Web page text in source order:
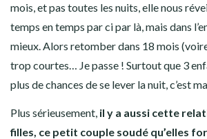
mois, et pas toutes les nuits, elle nous
temps en temps par ci par là, mais dans
mieux. Alors retomber dans 18 mois
trop courtes… Je passe ! Surtout que 3
plus de chances de se lever la nuit, c’est
Plus sérieusement, il y a aussi cette
filles, ce petit couple soudé qu’elles